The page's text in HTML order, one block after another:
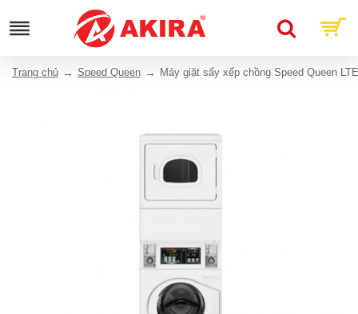
Trang chủ Speed Queen Máy giặt sấy xếp chồng Speed Queen